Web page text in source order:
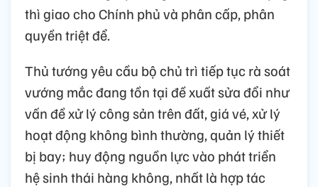
thì giao cho Chính phủ và phân cấp, phân
quyền triệt để.
Thủ tướng yêu cầu bộ chủ trì tiếp tục rà soát
vướng mắc đang tồn tại đề xuất sửa đổi như
vấn đề xử lý công sản trên đất, giá vé, xử lý
hoạt động không bình thường, quản lý thiết
bị bay; huy động nguồn lực vào phát triển
hệ sinh thái hàng không, nhất là hợp tác